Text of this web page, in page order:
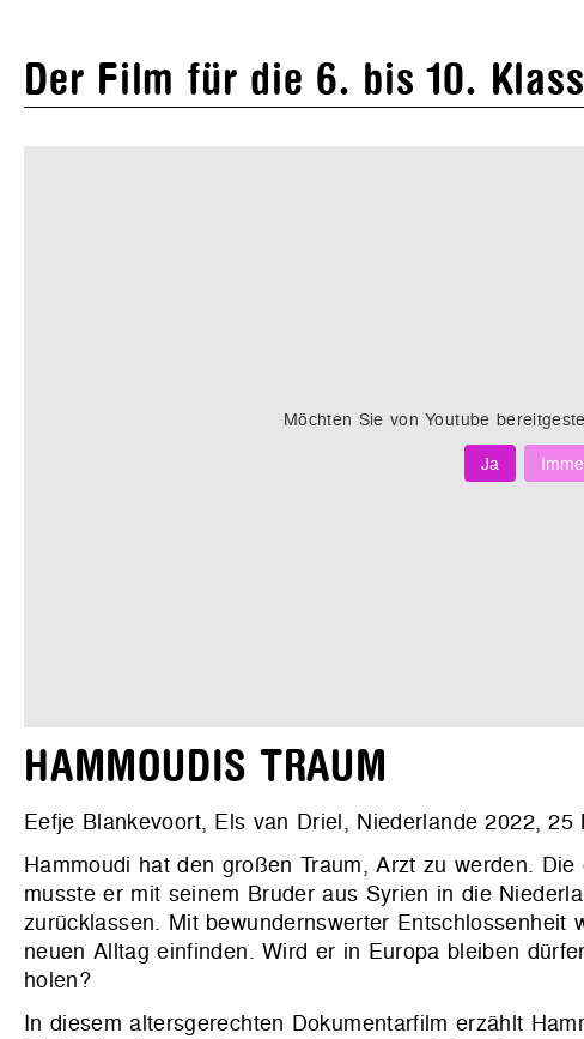
Der Film für die 6. bis 10.
Möchten Sie vonYoutube
Ja
HAMMOUDIS TRAUM
Eefje Blankevoort, Els van Driel, Niederlande 2022, 25
Hammoudi hat den großen Traum, Arzt zu werden.
musste er mit seinem Bruder aus Syrien in die
zurücklassen. Mit bewundernswerter
neuen Alltag einfinden. Wird er in Europa bleiben
holen?
In diesem altersgerechten Dokumentarfilm erzählt